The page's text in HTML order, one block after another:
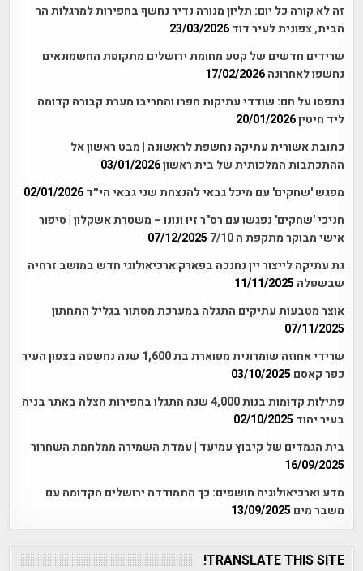
זה לא קורה כל יום: תליון מנורה נדיר נחשף בחפירות למרגלות הר
הבית, צפונית לעיר דוד 23/03/2026
שרידים חדשים של קטע מחומת ירושלים מתקופת החשמונאים
נחשפו לאחרונה 17/02/2026
נתפסו על חם: שודדי עתיקות חפרו והחריבו מערת קבורה קדומה
ליד חיטין20/01/2026
כתובת אשורית עתיקה נחשפת לראשונה | מבט ראשון אל
ההתכתבות המלכותית של בית ראשון03/01/2026
מפגש 'שחקים' עם מיכל גבאי להנצחת שני גבאי הי״ד 02/01/2026
חניכי 'שחקים' נפגשו עם רס"ר זיו ונונו – משטרת אשקלון | סיפור
אישי מבוקר מתקפת ה 7/10
07/12/2025
גת עתיקה לייצור יין נחנכה בפארק ארכיאולוגי חדש במושב זרחיה
שבשפלה 11/11/2025
אוצר מטבעות עתיקים התגלה במערכת מסתור בגליל התחתון
07/11/2025
שרידי אחוזה שומרונית מפוארת בת 1,600 שנה נחשפה בצפון העיר
כפר קאסם 03/10/2025
פתילות קדומות בנות 4,000 שנה התגלו בחפירות הצלה באתר בניה
בעיר יהוד 02/10/2025
בית הגמדים של קיבוץ עמיעד | עמדת השמירה ממלחמת השחרור
16/09/2025
מדע וארכיאולוגיה חושפים: כך התמודדה ירושלים הקדומה עם
משבר מים 13/09/2025
TRANSLATE THIS SITE!